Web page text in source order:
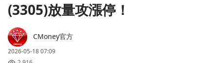
(3305)放量攻漲停！
CMoney官方
2026-05-18 07:09